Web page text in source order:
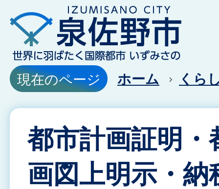
現在のページ ホーム くら
都市計画証明・
画図上明示・納